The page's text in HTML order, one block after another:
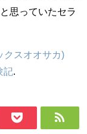
思っていたセラ
クスオオサカ)
記